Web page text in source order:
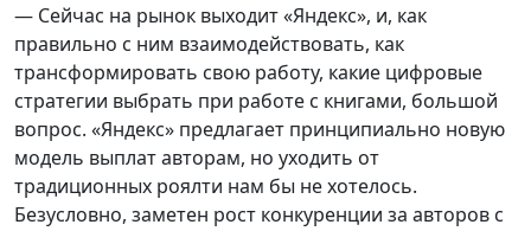
— Сейчас на рынок выходит «Яндекс», и, как
правильно с ним взаимодействовать, как
трансформировать свою работу, какие цифровые
стратегии выбрать при работе с книгами, большой
вопрос. «Яндекс» предлагает принципиально новую
модель выплат авторам, но уходить от
традиционных роялти нам бы не хотелось.
Безусловно, заметен рост конкуренции за авторов с